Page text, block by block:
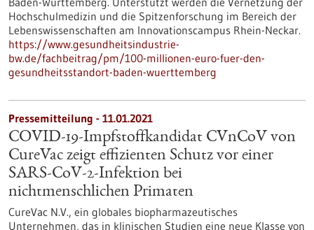
Hochschulmedizin und die Spitzenforschung im Bereich der
Lebenswissenschaften am Innovationscampus Rhein-Neckar.
https://www.gesundheitsindustrie-
bw.de/fachbeitrag/pm/100-millionen-euro-fuer-den-
gesundheitsstandort-baden-wuerttemberg
Pressemitteilung - 11.01.2021
COVID-19-Impfstoffkandidat CVnCoV von
CureVac zeigt effizienten Schutz vor einer
SARS-CoV-2-Infektion bei
nichtmenschlichen Primaten
CureVac N.V., ein globales biopharmazeutisches
Unternehmen, das in klinischen Studien eine neue Klasse von